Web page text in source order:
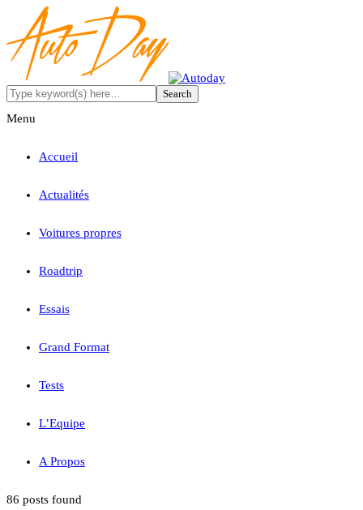
Menu
Accueil
Actualités
Voitures propres
Roadtrip
Essais
Grand Format
Tests
L’Equipe
A Propos
86 posts found